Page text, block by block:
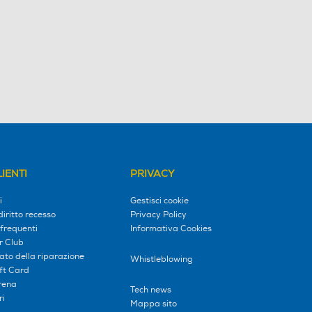
recesso
Club
della riparazione
Card
PRIVACY
Gestisci cookie
Privacy Policy
Informativa Cookies
Whistleblowing
Tech news
Mappa sito